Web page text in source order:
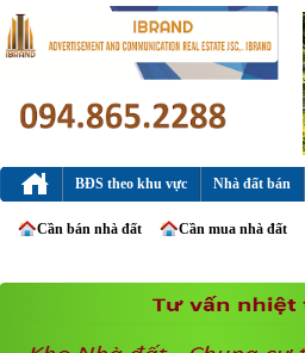
BĐS theo khu vực Nhà đất bán
Cần bán nhà đất Cần mua nhà đất